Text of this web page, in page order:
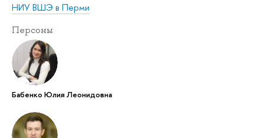
НИУ ВШЭ в Перми
Персоны
Бабенко Юлия Леонидовна